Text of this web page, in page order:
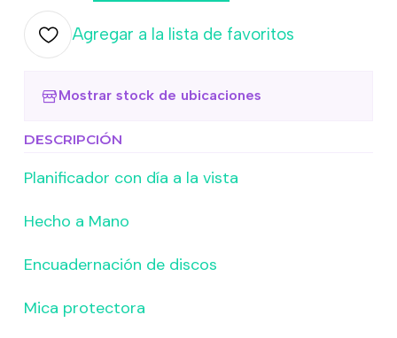
Agregar a la lista de favoritos
Mostrar stock de ubicaciones
DESCRIPCIÓN
Planificador con día a la vista
Hecho a Mano
Encuadernación de discos
Mica protectora